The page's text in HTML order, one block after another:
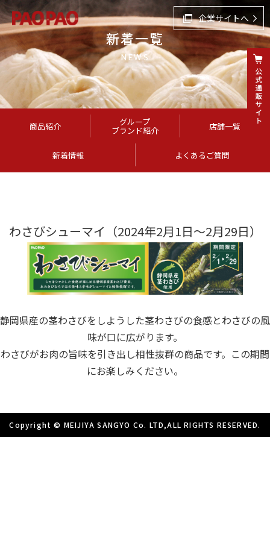
企業サイトへ
新着一覧
NEWS
商品紹介 グループ
ブランド紹介 店舗一覧
新着情報 よくあるご質問
わさびシューマイ（2024年2月1日～2月29日）
静岡県産の茎わさびをしようした茎わさびの食感とわさびの風
味が口に広がります。
わさびがお肉の旨味を引き出し相性抜群の商品です。この期間
にお楽しみください。
Copyright © MEIJIYA SANGYO Co. LTD,ALL RIGHTS RESERVED.